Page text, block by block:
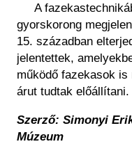
A
gyorskorong
15. században
jelentettek,
működő fazekasok is
árut tudtak előállítani.
Szerző: Simonyi
Múzeum